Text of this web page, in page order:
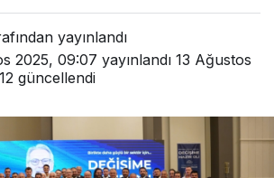
yayınlandı
2025, 09:07 yayınlandı 13 Ağustos
güncellendi